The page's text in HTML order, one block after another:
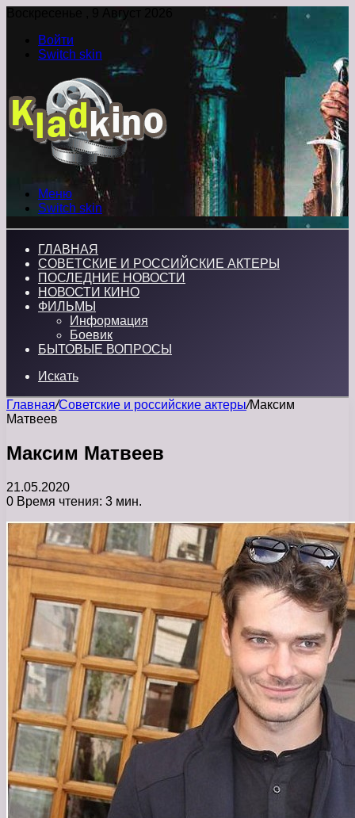
Воскресенье , 9 Август 2026
Войти
Switch skin
Меню
Switch skin
ГЛАВНАЯ
СОВЕТСКИЕ И РОССИЙСКИЕ АКТЕРЫ
ПОСЛЕДНИЕ НОВОСТИ
НОВОСТИ КИНО
ФИЛЬМЫ
Информация
Боевик
БЫТОВЫЕ ВОПРОСЫ
Искать
Главная/Советские и российские актеры/Максим
Матвеев
Максим Матвеев
21.05.2020
0 Время чтения: 3 мин.